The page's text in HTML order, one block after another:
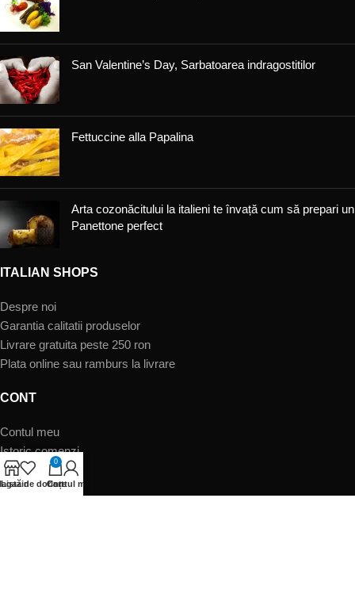
San Valentine’s Day, Sarbatoarea indragostitilor
Fettuccine alla Papalina
Arta cozonăcitului la italieni te învață cum să prepari un
Panettone perfect
ITALIAN SHOPS
Despre noi
Garantia calitatii produselor
Livrare gratuita peste 250 ron
Plata online sau ramburs la livrare
CONT
Contul meu
Istoric comenzi
Asistenţă clienţi
Listă de dorințe
0
Cart
Contul meu